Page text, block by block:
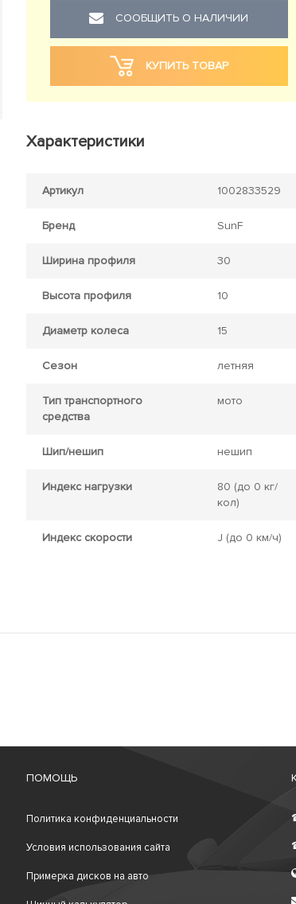
СООБЩИТЬ О НАЛИЧИИ
КУПИТЬ ТОВАР
Характеристики
Артикул 1002833529
Бренд SunF
Ширина профиля 30
Высота профиля 10
Диаметр колеса 15
Сезон летняя
Тип транспортного
средства
мото
Шип/нешип нешип
Индекс нагрузки 80 (до 0 кг/
кол)
Индекс скорости J (до 0 км/ч)
ПОМОЩЬ
Политика конфиденциальности
Условия использования сайта
Примерка дисков на авто